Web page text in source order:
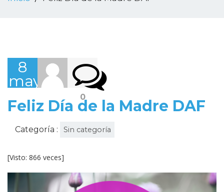
8
mayo,
2022 0
Feliz Día de la Madre DAF
Categoría : Sin categoría
[Visto: 866 veces]